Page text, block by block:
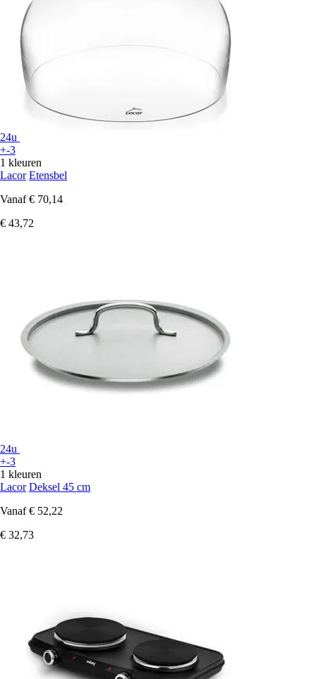
24u
+-3
1 kleuren
Lacor Etensbel
Vanaf € 70,14
€ 43,72
24u
+-3
1 kleuren
Lacor Deksel 45 cm
Vanaf € 52,22
€ 32,73